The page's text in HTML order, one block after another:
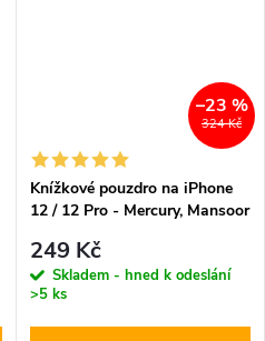
324 Kč
–23 %
Knížkové pouzdro na iPhone
12 / 12 Pro - Mercury, Mansoor
249 Kč
Skladem - hned k odeslání
>5 ks